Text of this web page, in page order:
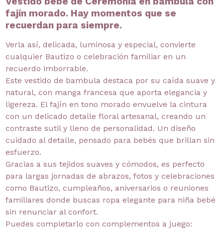
fajín morado. Hay momentos que se
recuerdan para siempre.
Verla así, delicada, luminosa y especial, convierte
cualquier Bautizo o celebración familiar en un
recuerdo imborrable.
Este vestido de bambula destaca por su caída suave y
natural, con manga francesa que aporta elegancia y
ligereza. El fajín en tono morado envuelve la cintura
con un delicado detalle floral artesanal, creando un
contraste sutil y lleno de personalidad. Un diseño
cuidado al detalle, pensado para bebés que brillan sin
esfuerzo.
Gracias a sus tejidos suaves y cómodos, es perfecto
para largas jornadas de abrazos, fotos y celebraciones
como Bautizo, cumpleaños, aniversarios o reuniones
familiares donde buscas ropa elegante para niña bebé
sin renunciar al confort.
Puedes completarlo con complementos a juego: